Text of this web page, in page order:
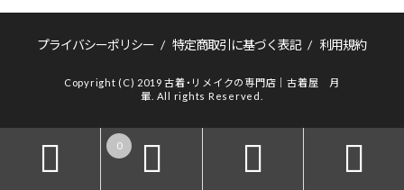
プライバシーポリシー / 特定商取引に基づく表記 / 利用規約
Copyright (C) 2019 古着・リメイクの専門店｜古着屋 月
暈. All rights Reserved.
 0   